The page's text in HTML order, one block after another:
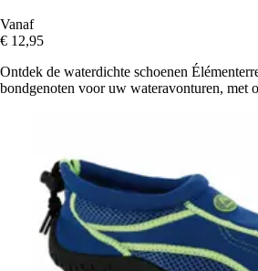
Vanaf
€ 12,95
Ontdek de waterdichte schoenen
bondgenoten voor uw wateravonturen, met